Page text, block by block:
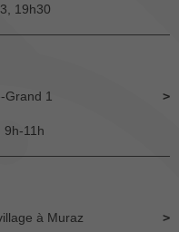
19h30
Grand 1
9h-11h
à Muraz